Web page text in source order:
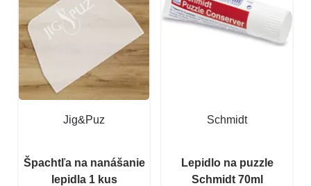
Jig&Puz
Špachtľa na nanášanie
lepidla 1 kus
Schmidt
Lepidlo na puzzle
Schmidt 70ml